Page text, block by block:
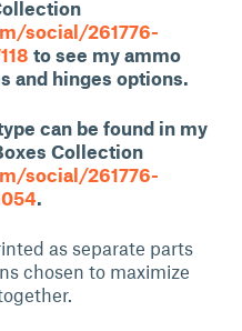
social/261776-
to see my ammo
and hinges options.
can be found in my
Collection
social/261776-
.
as separate parts
chosen to maximize